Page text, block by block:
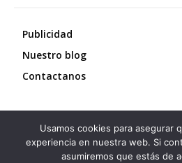
Publicidad
Nuestro blog
Contactanos
©2026 Diario La Protesta.es
reservados
Usamos cookies para asegurar
experiencia en nuestra web. Si
asumiremos que estás de